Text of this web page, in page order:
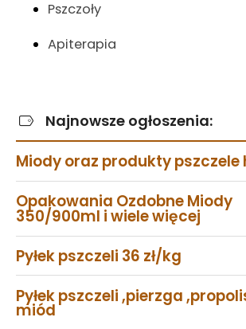
Pszczoły
Apiterapia
Najnowsze ogłoszenia:
Miody oraz produkty pszczele
Opakowania Ozdobne Miody
350/900ml i wiele więcej
Pyłek pszczeli 36 zł/kg
Pyłek pszczeli ,pierzga
miód